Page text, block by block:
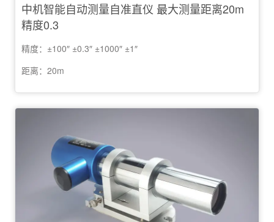
中机智能自动测量自准直仪 最大测量距离20m
精度0.3
精度：±100″ ±0.3″ ±1000″ ±1″
距离：20m